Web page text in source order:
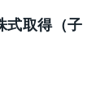
式取得（子